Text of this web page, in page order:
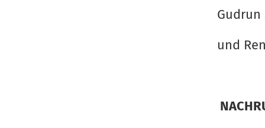
Gudrun
und